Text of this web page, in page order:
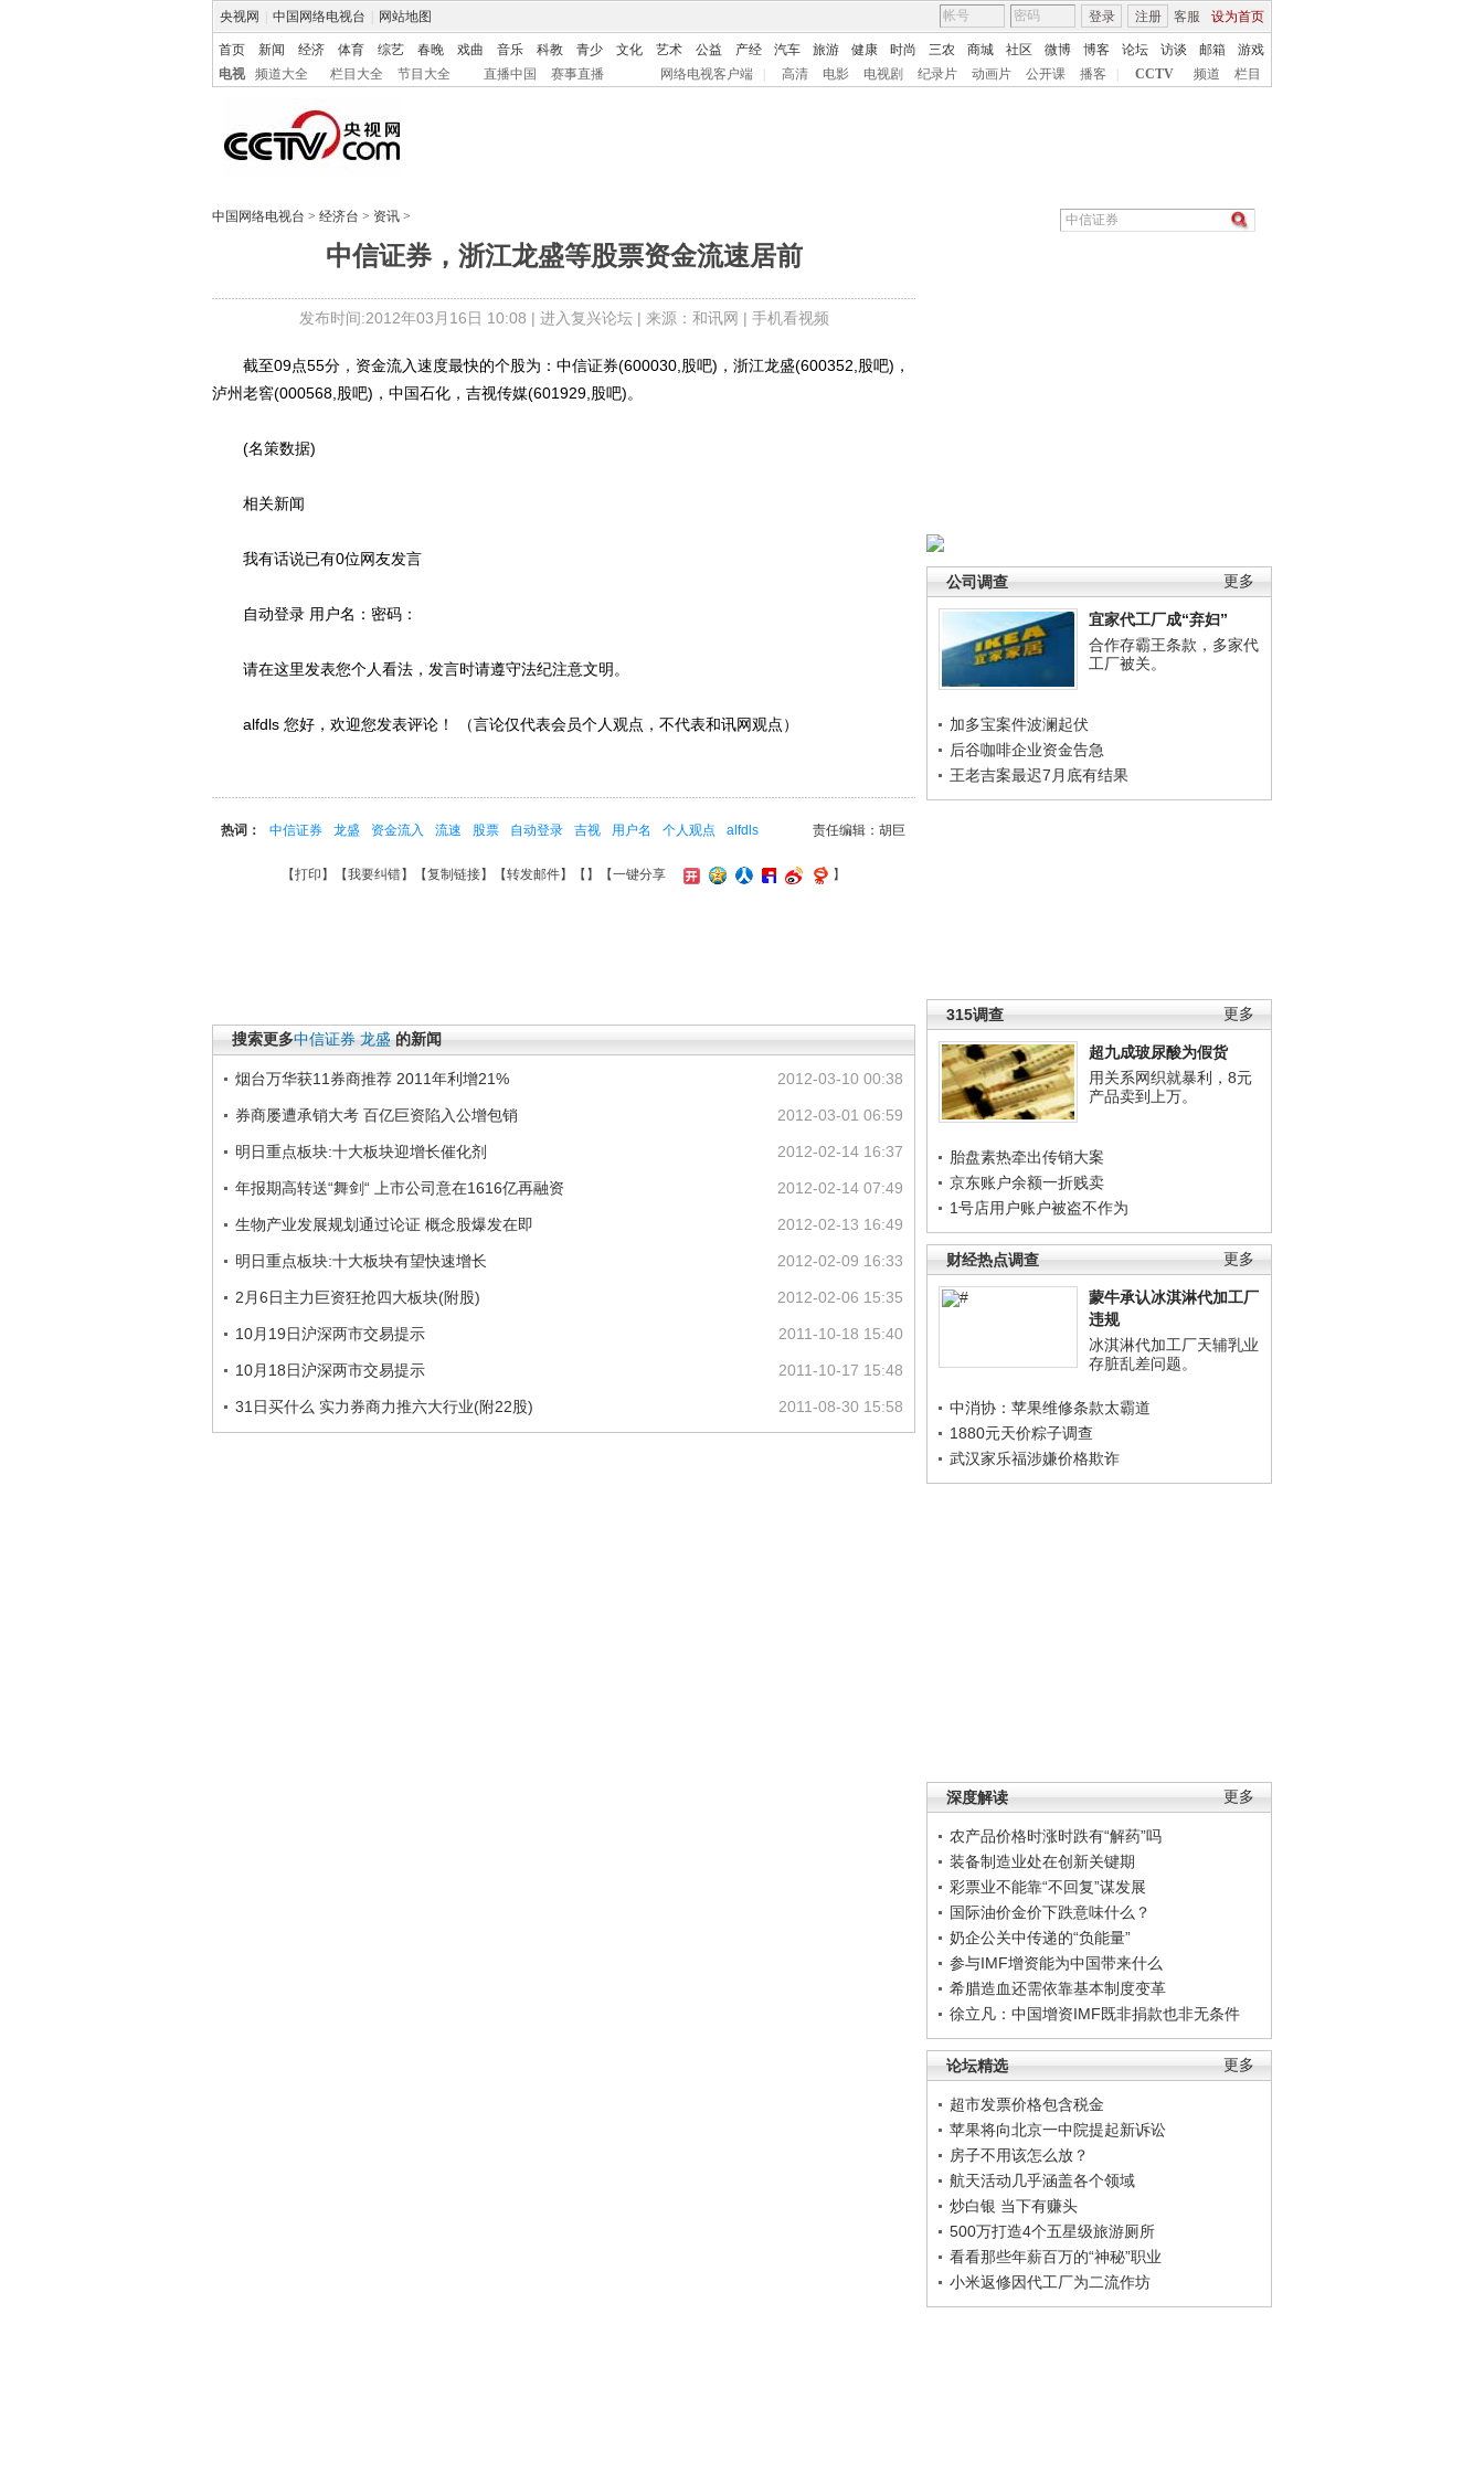
央视网 中国网络电视台 网站地图 客服 设为首页
登录 注册
首页 新闻 经济 体育 综艺 春晚 戏曲 音乐 科教 青少 文化 艺术 公益 产经 汽车 旅游 健康 时尚 三农 商城 社区 微博 博客 论坛 访谈 邮箱
游戏
电视
频道大全 栏目大全 节目大全 直播中国 赛事直播 网络电视客户端 高清 电影 电视剧 纪录片 动画片 公开课 播客 CCTV 频道 栏目
中国网络电视台 > 经济台 > 资讯 >
中信证券，浙江龙盛等股票资金流速居前
发布时间:2012年03月16日 10:08 | 进入复兴论坛| 来源：和讯网 | 手机看视频
更多
公司调查
宜家代工厂成“弃妇”
合作存霸王条款，多家代
工厂被关。
加多宝案件波澜起伏
后谷咖啡企业资金告急
王老吉案最迟7月底有结果
更多
315调查
超九成玻尿酸为假货
用关系网织就暴利，8元
产品卖到上万。
胎盘素热牵出传销大案
京东账户余额一折贱卖
1号店用户账户被盗不作为
更多
财经热点调查
蒙牛承认冰淇淋代加工厂
违规
冰淇淋代加工厂天辅乳业
存脏乱差问题。
中消协：苹果维修条款太霸道
1880元天价粽子调查
武汉家乐福涉嫌价格欺诈
更多
深度解读
农产品价格时涨时跌有“解药”吗
装备制造业处在创新关键期
彩票业不能靠“不回复”谋发展
国际油价金价下跌意味什么？
奶企公关中传递的“负能量”
参与IMF增资能为中国带来什么
希腊造血还需依靠基本制度变革
徐立凡：中国增资IMF既非捐款也非无条件
更多
论坛精选
超市发票价格包含税金
苹果将向北京一中院提起新诉讼
房子不用该怎么放？
航天活动几乎涵盖各个领域
炒白银 当下有赚头
500万打造4个五星级旅游厕所
看看那些年薪百万的“神秘”职业
小米返修因代工厂为二流作坊
截至09点55分，资金流入速度最快的个股为：中信证券(600030,股吧)，浙江龙盛(600352,股吧)，
泸州老窖(000568,股吧)，中国石化，吉视传媒(601929,股吧)。
(名策数据)
相关新闻
我有话说已有0位网友发言
自动登录 用户名：密码：
请在这里发表您个人看法，发言时请遵守法纪注意文明。
alfdls 您好，欢迎您发表评论！ （言论仅代表会员个人观点，不代表和讯网观点）
责任编辑：胡巨
热词： 中信证券 龙盛 资金流入 流速 股票 自动登录 吉视 用户名 个人观点 alfdls
【打印 】【我要纠错】【复制链接】【转发邮件】【 】 【一键分享 】
搜索更多中信证券 龙盛 的新闻
2012-03-10 00:38
烟台万华获11券商推荐 2011年利增21%
2012-03-01 06:59
券商屡遭承销大考 百亿巨资陷入公增包销
2012-02-14 16:37
明日重点板块:十大板块迎增长催化剂
2012-02-14 07:49
年报期高转送“舞剑“ 上市公司意在1616亿再融资
2012-02-13 16:49
生物产业发展规划通过论证 概念股爆发在即
2012-02-09 16:33
明日重点板块:十大板块有望快速增长
2012-02-06 15:35
2月6日主力巨资狂抢四大板块(附股)
2011-10-18 15:40
10月19日沪深两市交易提示
2011-10-17 15:48
10月18日沪深两市交易提示
2011-08-30 15:58
31日买什么 实力券商力推六大行业(附22股)